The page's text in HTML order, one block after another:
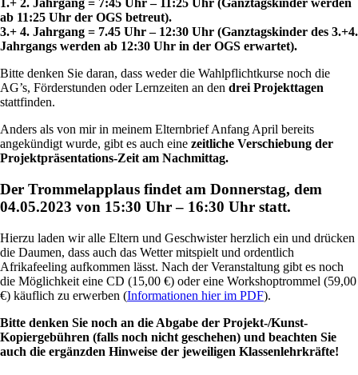
1.+ 2. Jahrgang = 7:45 Uhr – 11:25 Uhr (Ganztagskinder werden
ab 11:25 Uhr der OGS betreut).
3.+ 4. Jahrgang = 7.45 Uhr – 12:30 Uhr (Ganztagskinder des 3.+4.
Jahrgangs werden ab 12:30 Uhr in der OGS erwartet).
Bitte denken Sie daran, dass weder die Wahlpflichtkurse noch die
AG’s, Förderstunden oder Lernzeiten an den drei Projekttagen
stattfinden.
Anders als von mir in meinem Elternbrief Anfang April bereits
angekündigt wurde, gibt es auch eine zeitliche Verschiebung der
Projektpräsentations-Zeit am Nachmittag.
Der Trommelapplaus findet am Donnerstag, dem
04.05.2023 von 15:30 Uhr – 16:30 Uhr statt.
Hierzu laden wir alle Eltern und Geschwister herzlich ein und drücken
die Daumen, dass auch das Wetter mitspielt und ordentlich
Afrikafeeling aufkommen lässt. Nach der Veranstaltung gibt es noch
die Möglichkeit eine CD (15,00 €) oder eine Workshoptrommel (59,00
€) käuflich zu erwerben (Informationen hier im PDF).
Bitte denken Sie noch an die Abgabe der Projekt-/Kunst-
Kopiergebühren (falls noch nicht geschehen) und beachten Sie
auch die ergänzden Hinweise der jeweiligen Klassenlehrkräfte!